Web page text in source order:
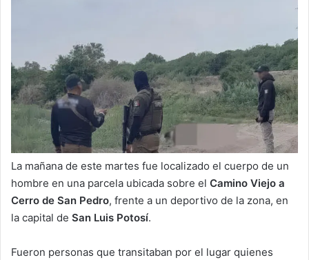
La mañana de este martes fue localizado el cuerpo de un
hombre en una parcela ubicada sobre el Camino Viejo a
Cerro de San Pedro, frente a un deportivo de la zona, en
la capital de San Luis Potosí.
Fueron personas que transitaban por el lugar quienes